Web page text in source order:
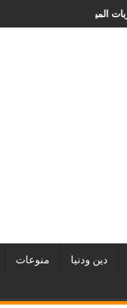
منزلك من تسربات المياه
أزياء لعام 2026
دين ودنيا منوعات